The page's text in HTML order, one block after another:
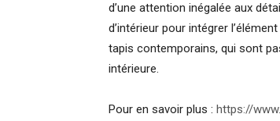
d’une attention inégalée aux
d’intérieur pour intégrer
tapis contemporains, qui sont
intérieure.
Pour en savoir plus : https://